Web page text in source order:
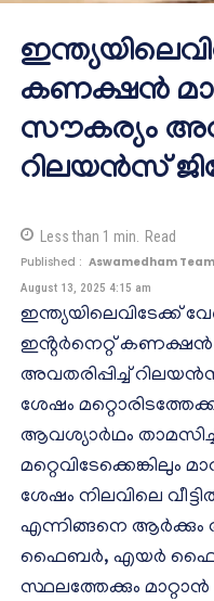
കണക്ഷൻ
സൗകര്യം
റിലയൻസ്
Less than 1 min. Read
Published : Aswamedham Team
August 13, 2025 4:15 am
ഇന്ത്യയിലെവിടേക്ക്
ഇൻ്റർനെറ്റ് കണക്ഷൻ
അവതരിപ്പിച്ച്
ശേഷം
ആവശ്യാർഥം
മറ്റെവിടേക്കെങ്കിലും
ശേഷം നിലവിലെ
എന്നിങ്ങനെ ആർക്കും
ഫൈബർ, എയർ​
സ്ഥലത്തേക്കും